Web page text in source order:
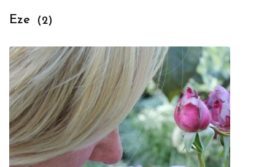
Eze (2)